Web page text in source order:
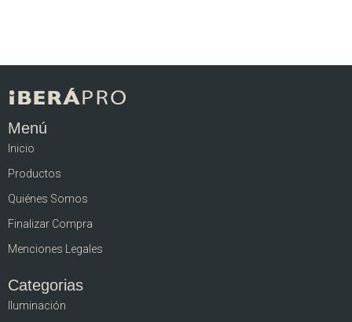
Menú
Inicio
Productos
Quiénes Somos
Finalizar Compra
Menciones Legales
Categorias
Iluminación